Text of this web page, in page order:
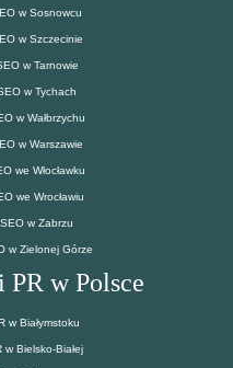
w Sosnowcu
w Szczecinie
w Tarnowie
w Tychach
w Wałbrzychu
w Warszawie
we Włocławku
we Wrocławiu
w Zabrzu
w Zielonej Górze
PR w Polsce
w Białymstoku
Bielsko-Białej